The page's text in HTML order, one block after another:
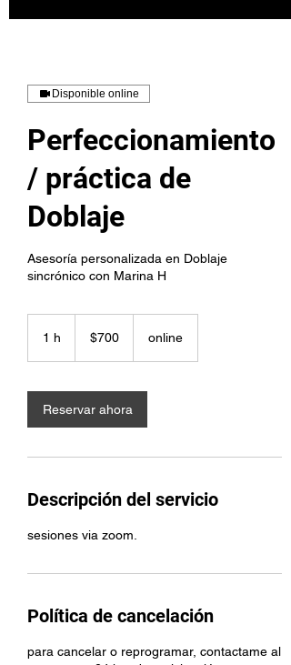
Disponible online
Perfeccionamiento
/ práctica de
Doblaje
Asesoría personalizada en Doblaje
sincrónico con Marina H
1 h
mexicanos
$700 online
Reservar ahora
Descripción del servicio
sesiones via zoom.
Política de cancelación
para cancelar o reprogramar, contactame al